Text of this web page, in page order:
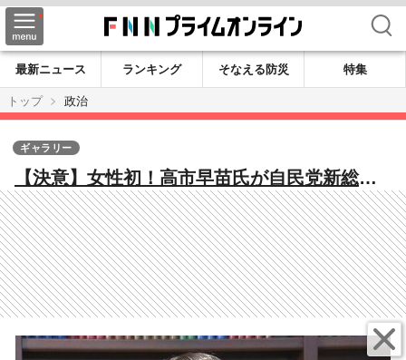
検索
最新ニュース ランキング そなえる防災
特集
トップ
政治
【決意】女性初！高市早苗氏が自民党新総裁
に決定 X JAPAN、車好きの一面も スピーチ
で覚悟語る「働いて働いて…」「ワークライ
フバランス捨てる」
ギャラリー